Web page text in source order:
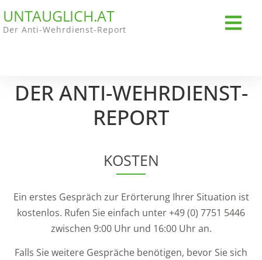
UNTAUGLICH.AT
Der Anti-Wehrdienst-Report
DER ANTI-WEHRDIENST-
REPORT
KOSTEN
Ein erstes Gespräch zur Erörterung Ihrer Situation ist
kostenlos. Rufen Sie einfach unter +49 (0) 7751 5446
zwischen 9:00 Uhr und 16:00 Uhr an.
Falls Sie weitere Gespräche benötigen, bevor Sie sich